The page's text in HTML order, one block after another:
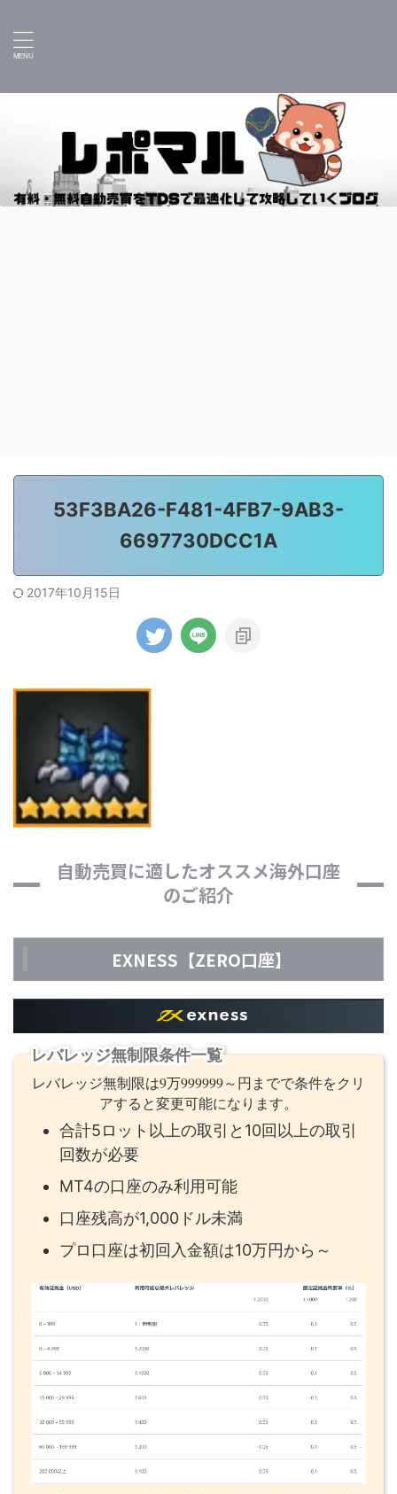
53F3BA26-F481-4FB7-9AB3-
6697730DCC1A
2017年10月15日
自動売買に適したオススメ海外口座
のご紹介
EXNESS【ZERO口座】
レバレッジ無制限条件一覧
レバレッジ無制限は9万999999～円までで条件をクリ
アすると変更可能になります。
合計5ロット以上の取引と10回以上の取引
回数が必要
MT4の口座のみ利用可能
口座残高が1,000ドル未満
プロ口座は初回入金額は10万円から～